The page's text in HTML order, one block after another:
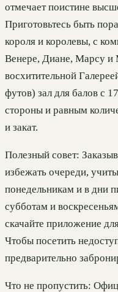
отмечает поистине
Приготовьтесь быть
короля и королевы, с
Венере, Диане, Марсу и
восхитительной
футов) зал для балов с
стороны и равным
и закат.
Полезный совет:
избежать очереди,
понедельникам и в дни
субботам и
скачайте приложение
Чтобы посетить
предварительно
Что не пропустить: